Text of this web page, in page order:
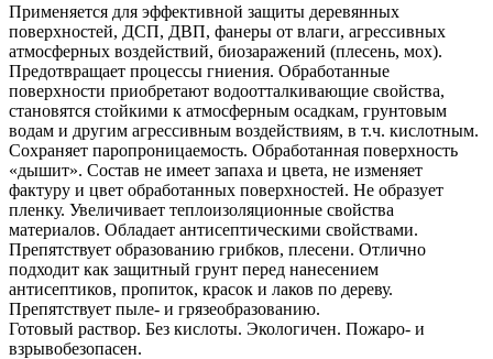
Применяется для эффективной защиты деревянных
поверхностей, ДСП, ДВП, фанеры от влаги, агрессивных
атмосферных воздействий, биозаражений (плесень, мох).
Предотвращает процессы гниения. Обработанные
поверхности приобретают водоотталкивающие свойства,
становятся стойкими к атмосферным осадкам, грунтовым
водам и другим агрессивным воздействиям, в т.ч. кислотным.
Сохраняет паропроницаемость. Обработанная поверхность
«дышит». Состав не имеет запаха и цвета, не изменяет
фактуру и цвет обработанных поверхностей. Не образует
пленку. Увеличивает теплоизоляционные свойства
материалов. Обладает антисептическими свойствами.
Препятствует образованию грибков, плесени. Отлично
подходит как защитный грунт перед нанесением
антисептиков, пропиток, красок и лаков по дереву.
Препятствует пыле- и грязеобразованию.
Готовый раствор. Без кислоты. Экологичен. Пожаро- и
взрывобезопасен.